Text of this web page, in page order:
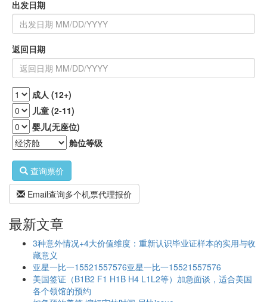
出发日期
返回日期
成人 (12+)
儿童 (2-11)
婴儿(无座位)
舱位等级
查询票价
Email查询多个机票代理报价
最新文章
3种意外情况+4大价值维度：重新认识毕业证样本的实用与收
藏意义
亚星一比一15521557576亚星一比一15521557576
美国签证（B1B2 F1 H1B H4 L1L2等）加急面谈，适合美国
各个领馆的预约